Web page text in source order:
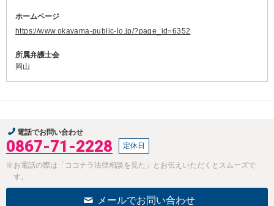
ホームページ
https://www.okayama-public-lo.jp/?page_id=6352
所属弁護士会
岡山
電話でお問い合わせ
0867-71-2228 定休日
※お電話の際は「ココナラ法律相談を見た」とお伝えいただくとスムーズで
す。
メールでお問い合わせ